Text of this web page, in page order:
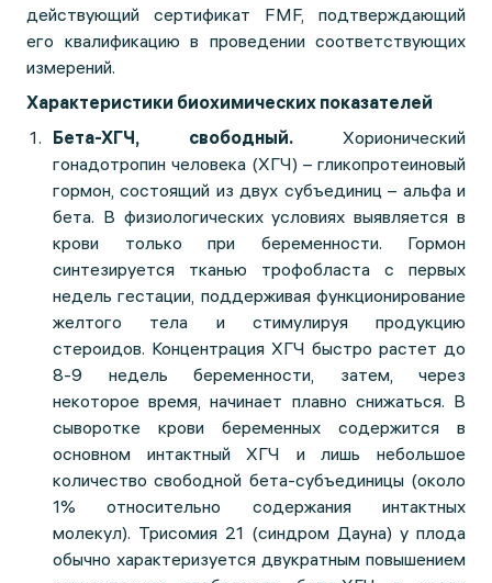
действующий сертификат FMF, подтверждающий
его квалификацию в проведении соответствующих
измерений.
Характеристики биохимических показателей
Бета-ХГЧ, свободный. Хорионический
гонадотропин человека (ХГЧ) – гликопротеиновый
гормон, состоящий из двух субъединиц – альфа и
бета. В физиологических условиях выявляется в
крови только при беременности. Гормон
синтезируется тканью трофобласта с первых
недель гестации, поддерживая функционирование
желтого тела и стимулируя продукцию
стероидов. Концентрация ХГЧ быстро растет до
8-9 недель беременности, затем, через
некоторое время, начинает плавно снижаться. В
сыворотке крови беременных содержится в
основном интактный ХГЧ и лишь небольшое
количество свободной бета-субъединицы (около
1% относительно содержания интактных
молекул). Трисомия 21 (синдром Дауна) у плода
обычно характеризуется двукратным повышением